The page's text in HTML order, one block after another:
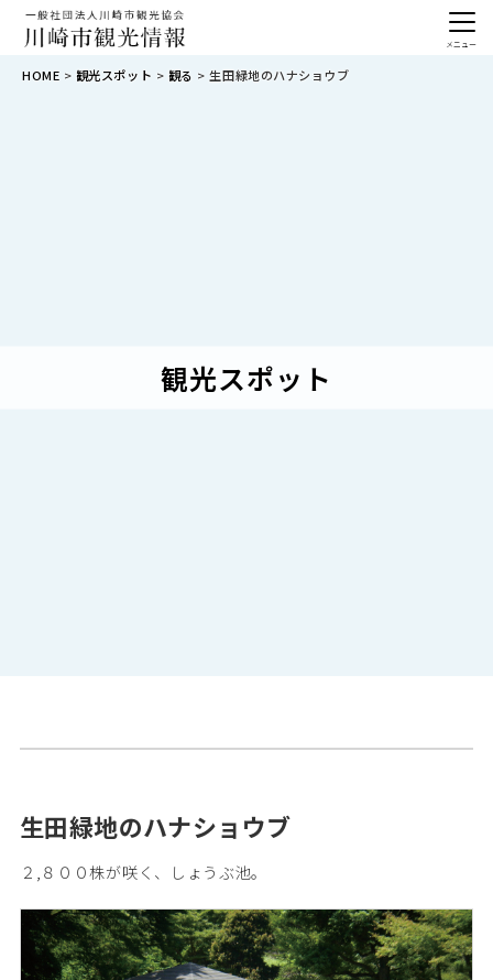
HOME 観光スポット 観る 生田緑地のハナショウブ
観光スポット
生田緑地のハナショウブ
２,８００株が咲く、しょうぶ池。
メニュー